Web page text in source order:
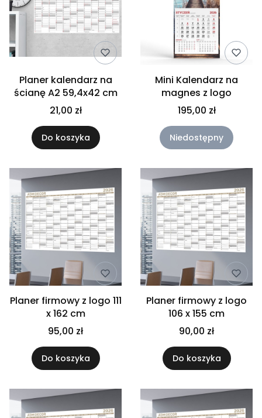
Planer kalendarz na
ścianę A2 59,4x42 cm
21,00 zł
Do koszyka
Mini Kalendarz na
magnes z logo
195,00 zł
Niedostępny
Planer firmowy z logo 111
x 162 cm
95,00 zł
Do koszyka
Planer firmowy z logo
106 x 155 cm
90,00 zł
Do koszyka